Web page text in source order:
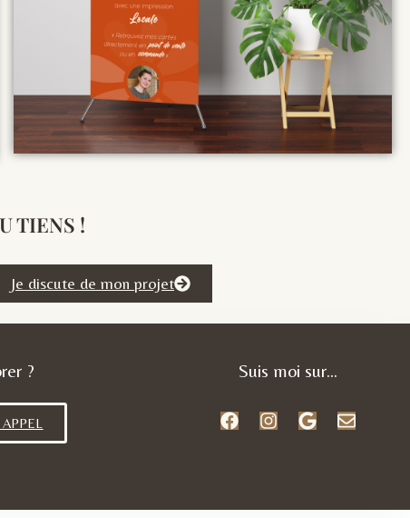
TIENS !
Je discute de mon projet
? Suis moi sur...